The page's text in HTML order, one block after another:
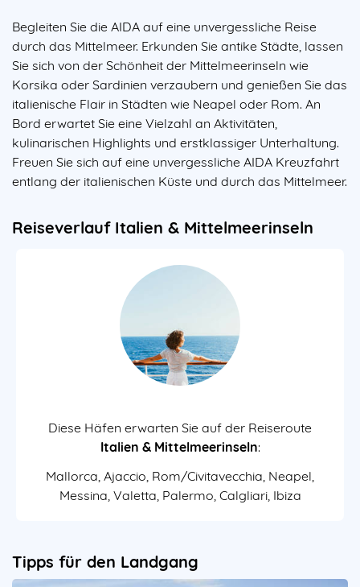
Begleiten Sie die AIDA auf eine unvergessliche Reise
durch das Mittelmeer. Erkunden Sie antike Städte, lassen
Sie sich von der Schönheit der Mittelmeerinseln wie
Korsika oder Sardinien verzaubern und genießen Sie das
italienische Flair in Städten wie Neapel oder Rom. An
Bord erwartet Sie eine Vielzahl an Aktivitäten,
kulinarischen Highlights und erstklassiger Unterhaltung.
Freuen Sie sich auf eine unvergessliche AIDA Kreuzfahrt
entlang der italienischen Küste und durch das Mittelmeer.
Reiseverlauf Italien & Mittelmeerinseln
Diese Häfen erwarten Sie auf der Reiseroute
Italien & Mittelmeerinseln:
Mallorca, Ajaccio, Rom/Civitavecchia, Neapel,
Messina, Valetta, Palermo, Calgliari, Ibiza
Tipps für den Landgang